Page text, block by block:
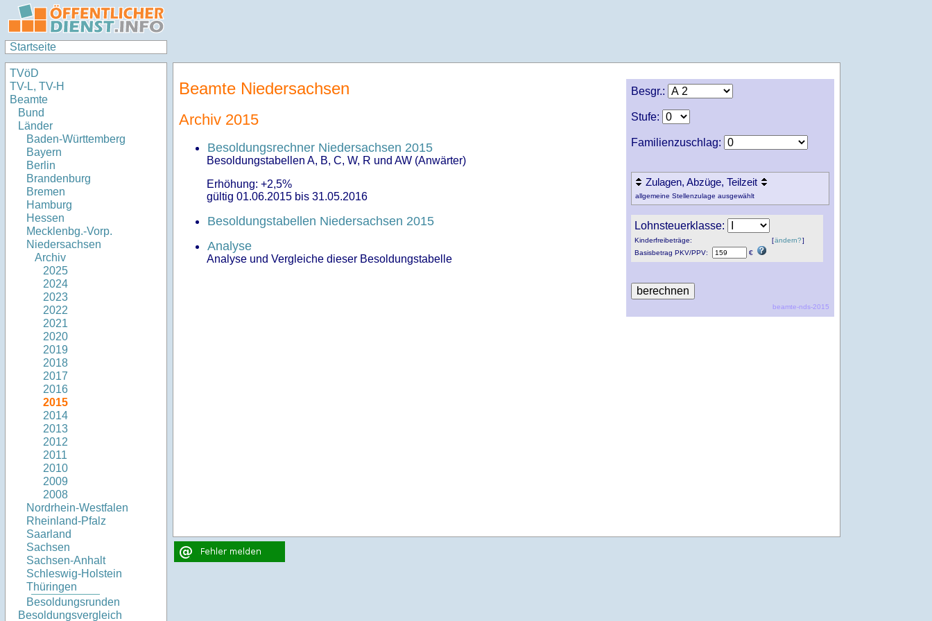
Startseite
TVöD
TV-L, TV-H
Beamte
Bund
Länder
Baden-Württemberg
Bayern
Berlin
Brandenburg
Bremen
Hamburg
Hessen
Mecklenbg.-Vorp.
Niedersachsen
Archiv
2025
2024
2023
2022
2021
2020
2019
2018
2017
2016
2015
2014
2013
2012
2011
2010
2009
2008
Nordrhein-Westfalen
Rheinland-Pfalz
Saarland
Sachsen
Sachsen-Anhalt
Schleswig-Holstein
Thüringen
Besoldungsrunden
Besoldungsvergleich
Besgr.:
Stufe:
Familienzuschlag:
Zulagen, Abzüge, Teilzeit
allgemeine Stellenzulage ausgewählt
Lohnsteuerklasse:
Kinderfreibeträge:
Basisbetrag PKV/PPV: €
[ändern?]
beamte-nds-2015
Beamte Niedersachsen
Archiv 2015
Besoldungsrechner Niedersachsen 2015
Besoldungstabellen A, B, C, W, R und AW (Anwärter)
Erhöhung: +2,5%
gültig 01.06.2015 bis 31.05.2016
Besoldungstabellen Niedersachsen 2015
Analyse
Analyse und Vergleiche dieser Besoldungstabelle